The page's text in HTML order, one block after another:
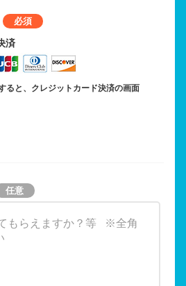
済
ると、クレジットカード決済の画面